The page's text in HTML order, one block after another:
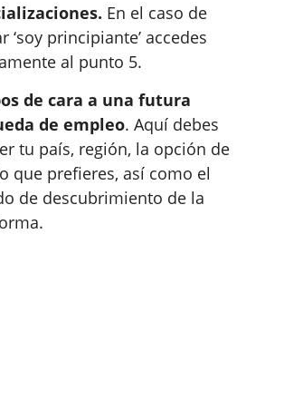
En el caso de
‘soy principiante’ accedes
al punto 5.
de cara a una futura
de empleo. Aquí debes
tu país, región, la opción de
que prefieres, así como el
de descubrimiento de la